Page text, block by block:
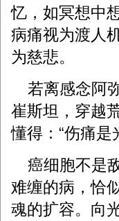
忆，如冥想中
病痛视为渡人
为慈悲。
若离感念阿
崔斯坦，穿越
懂得：“伤痛是
癌细胞不是
难缠的病，恰
魂的扩容。向